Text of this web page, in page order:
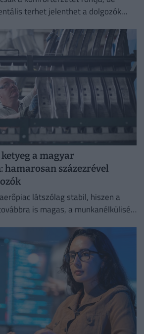
terhet jelenthet a dolgozók
a magyar
hamarosan százezrével
látszólag stabil, hiszen a
is magas, a munkanélküliség